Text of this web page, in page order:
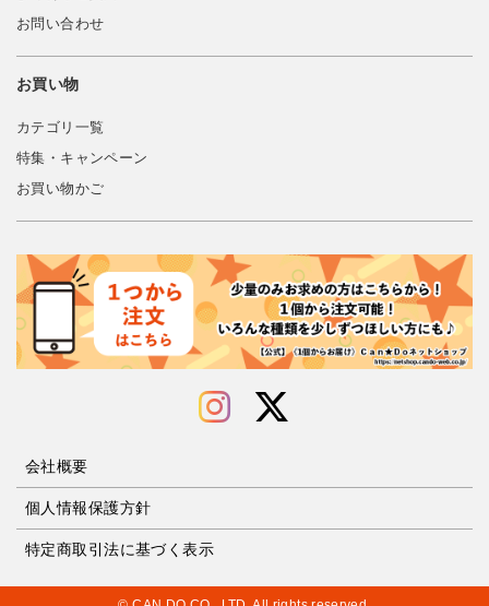
お問い合わせ
お買い物
カテゴリ一覧
特集・キャンペーン
お買い物かご
会社概要
個人情報保護方針
特定商取引法に基づく表示